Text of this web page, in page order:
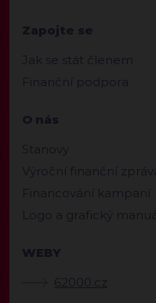
Zapojte se
Jak se stát členem
Finanční podpora
O nás
Stanovy
Výroční finanční zpráva
Financování kampaní
Logo a grafický manuál
WEBY
62000.cz